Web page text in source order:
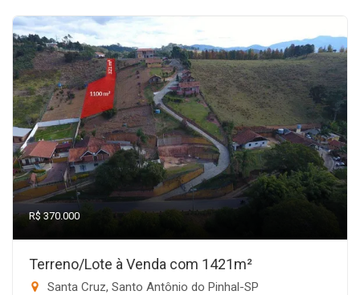
R$ 370.000
Terreno/Lote à Venda com 1421m²
Santa Cruz, Santo Antônio do Pinhal-SP